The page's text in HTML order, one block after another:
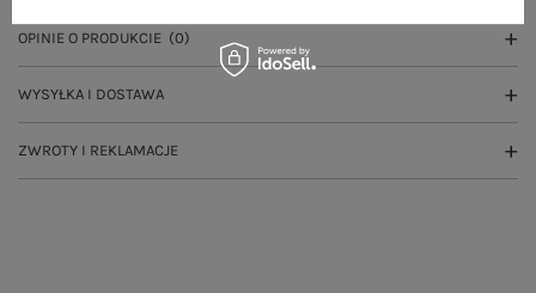
OPINIE O PRODUKCIE (0)
WYSYŁKA I DOSTAWA
ZWROTY I REKLAMACJE